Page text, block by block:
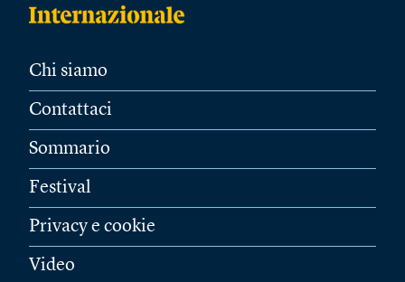
Chi siamo
Contattaci
Sommario
Festival
Privacy e cookie
Video